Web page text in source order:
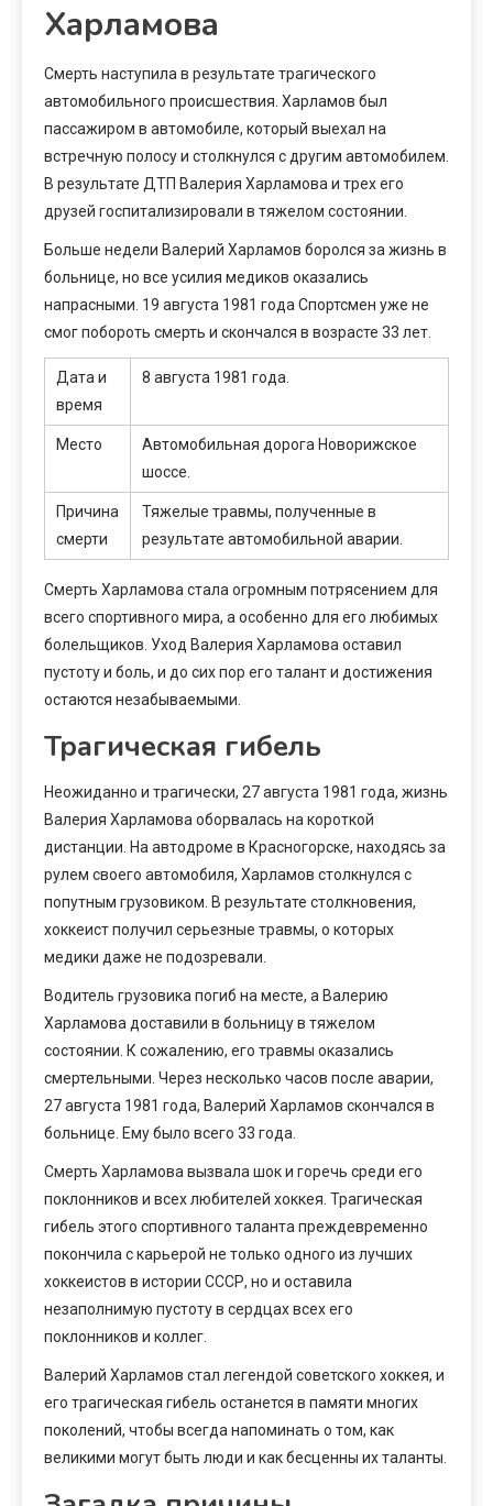
Харламова
Смерть наступила в результате трагического
автомобильного происшествия. Харламов был
пассажиром в автомобиле, который выехал на
встречную полосу и столкнулся с другим автомобилем.
В результате ДТП Валерия Харламова и трех его
друзей госпитализировали в тяжелом состоянии.
Больше недели Валерий Харламов боролся за жизнь в
больнице, но все усилия медиков оказались
напрасными. 19 августа 1981 года Спортсмен уже не
смог побороть смерть и скончался в возрасте 33 лет.
Дата и
время
8 августа 1981 года.
Место
Автомобильная дорога Новорижское
шоссе.
Причина
смерти
Тяжелые травмы, полученные в
результате автомобильной аварии.
Смерть Харламова стала огромным потрясением для
всего спортивного мира, а особенно для его любимых
болельщиков. Уход Валерия Харламова оставил
пустоту и боль, и до сих пор его талант и достижения
остаются незабываемыми.
Трагическая гибель
Неожиданно и трагически, 27 августа 1981 года, жизнь
Валерия Харламова оборвалась на короткой
дистанции. На автодроме в Красногорске, находясь за
рулем своего автомобиля, Харламов столкнулся с
попутным грузовиком. В результате столкновения,
хоккеист получил серьезные травмы, о которых
медики даже не подозревали.
Водитель грузовика погиб на месте, а Валерию
Харламова доставили в больницу в тяжелом
состоянии. К сожалению, его травмы оказались
смертельными. Через несколько часов после аварии,
27 августа 1981 года, Валерий Харламов скончался в
больнице. Ему было всего 33 года.
Смерть Харламова вызвала шок и горечь среди его
поклонников и всех любителей хоккея. Трагическая
гибель этого спортивного таланта преждевременно
покончила с карьерой не только одного из лучших
хоккеистов в истории СССР, но и оставила
незаполнимую пустоту в сердцах всех его
поклонников и коллег.
Валерий Харламов стал легендой советского хоккея, и
его трагическая гибель останется в памяти многих
поколений, чтобы всегда напоминать о том, как
великими могут быть люди и как бесценны их таланты.